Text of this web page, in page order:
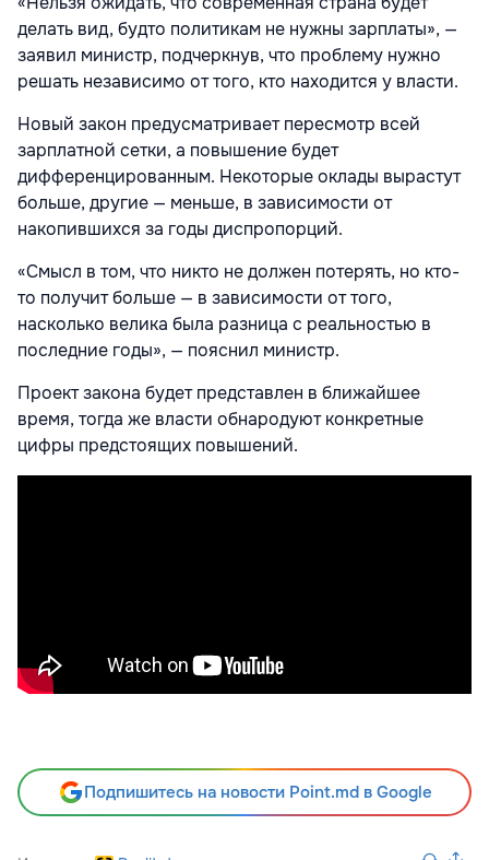
делать вид, будто политикам не нужны зарплаты», —
заявил министр, подчеркнув, что проблему нужно
решать независимо от того, кто находится у власти.
Новый закон предусматривает пересмотр всей
зарплатной сетки, а повышение будет
дифференцированным. Некоторые оклады вырастут
больше, другие — меньше, в зависимости от
накопившихся за годы диспропорций.
«Смысл в том, что никто не должен потерять, но кто-
то получит больше — в зависимости от того,
насколько велика была разница с реальностью в
последние годы», — пояснил министр.
Проект закона будет представлен в ближайшее
время, тогда же власти обнародуют конкретные
цифры предстоящих повышений.
Подпишитесь на новости Point.md в Google